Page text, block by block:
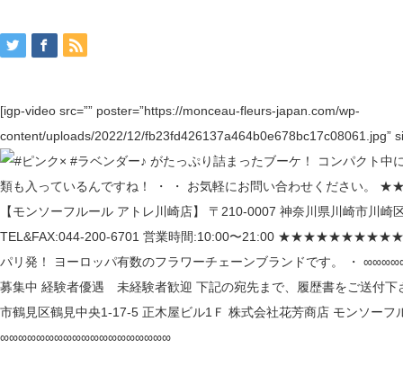
[igp-video src=”” poster=”https://monceau-fleurs-japan.com/wp-
content/uploads/2022/12/fb23fd426137a464b0e678bc17c08061.jpg”